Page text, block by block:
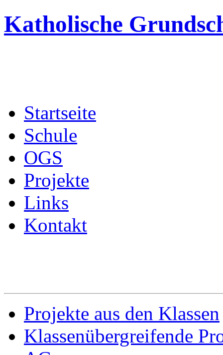
Katholische
Startseite
Schule
OGS
Projekte
Links
Kontakt
Projekte aus den Klassen
Klassenübergreifende